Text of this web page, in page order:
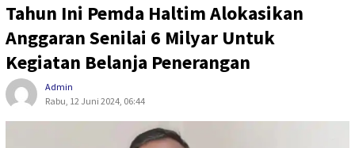
Tahun Ini Pemda Haltim Alokasikan
Anggaran Senilai 6 Milyar Untuk
Kegiatan Belanja Penerangan
Admin
Rabu, 12 Juni 2024, 06:44